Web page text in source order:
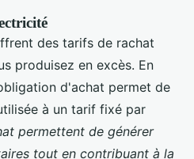
des tarifs de rachat
produisez en excès. En
d'achat permet de
à un tarif fixé par
permettent de générer
tout en contribuant à la